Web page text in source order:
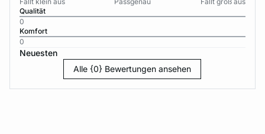
Qualität
0
Komfort
0
Neuesten
Alle {0} Bewertungen ansehen